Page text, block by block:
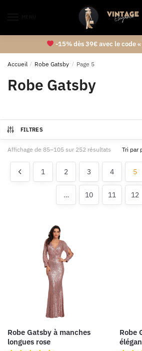
-15% dès 39€ avec le code «
Accueil / Robe Gatsby / Page 5
Robe Gatsby
FILTRES
Affichage de 85–105 sur 252 résultats
1 2 3 4 5
… 10 11 12
Robe Gatsby à manches
longues rose
Robe